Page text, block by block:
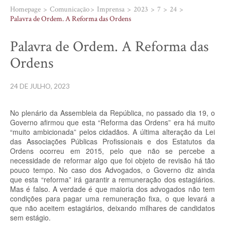
Homepage Comunicação Imprensa 2023 7
24
Palavra de Ordem. A Reforma das Ordens
Palavra de Ordem. A Reforma das
Ordens
24 DE JULHO, 2023
No plenário da Assembleia da República, no passado dia 19, o
Governo afirmou que esta “Reforma das Ordens” era há muito
“muito ambicionada” pelos cidadãos. A última alteração da Lei
das Associações Públicas Profissionais e dos Estatutos da
Ordens ocorreu em 2015, pelo que não se percebe a
necessidade de reformar algo que foi objeto de revisão há tão
pouco tempo. No caso dos Advogados, o Governo diz ainda
que esta “reforma” irá garantir a remuneração dos estagiários.
Mas é falso. A verdade é que maioria dos advogados não tem
condições para pagar uma remuneração fixa, o que levará a
que não aceitem estagiários, deixando milhares de candidatos
sem estágio.